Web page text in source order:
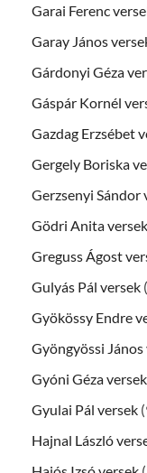
Garai Ferenc
Garay János
Gárdonyi Géza
Gáspár Kornél
Gazdag Erzsébet
Gergely Boriska
Gerzsenyi Sándor
Gödri Anita versek
Greguss Ágost
Gulyás Pál versek
Gyökössy Endre
Gyöngyössi János
Gyóni Géza versek
Gyulai Pál versek
Hajnal László